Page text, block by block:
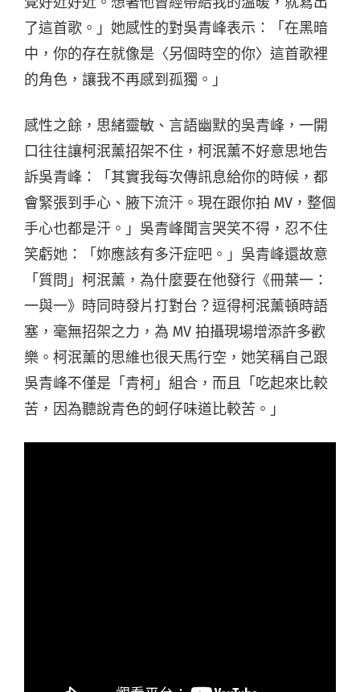
了這首歌。」她感性的對吳青峰表示：「在黑暗
中，你的存在就像是〈另個時空的你〉這首歌裡
的角色，讓我不再感到孤獨。」
感性之餘，思緒靈敏、言語幽默的吳青峰，一開
口往往讓柯泯薰招架不住，柯泯薰不好意思地告
訴吳青峰：「其實我每次傳訊息給你的時候，都
會緊張到手心、腋下流汗。現在跟你拍 MV，整個
手心也都是汗。」吳青峰聞言哭笑不得，忍不住
笑虧她：「妳應該有多汗症吧。」吳青峰還故意
「質問」柯泯薰，為什麼要在他發行《冊葉一：
一與一》時同時發片打對台？逗得柯泯薰頓時語
塞，毫無招架之力，為 MV 拍攝現場增添許多歡
樂。柯泯薰的思維也很天馬行空，她笑稱自己跟
吳青峰不僅是「青柯」組合，而且「吃起來比較
苦，因為聽說青色的蚵仔味道比較苦。」